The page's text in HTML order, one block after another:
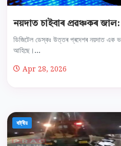
নয়দাত চাইবাৰ প্ৰৱঞ্চকৰ
ডিজিটেল ডেস্কঃ উত্তৰ প্ৰদেশৰ নয়দাত এক
আহিছে।...
Apr 28, 2026
ৰাষ্ট্ৰীয়